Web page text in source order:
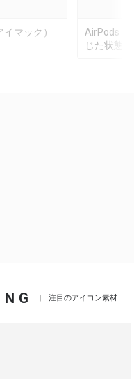
マック）
AirPods
じた状態）
注目のアイコン素材